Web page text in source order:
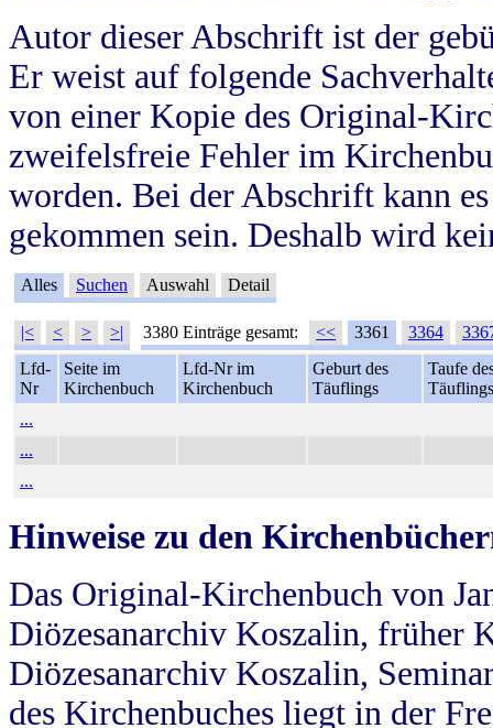
Autor dieser Abschrift ist der
Er weist auf folgende
von einer Kopie des Original-
zweifelsfreie Fehler im
worden. Bei der Abschrift kann
gekommen sein. Deshalb wird
Alles Suchen Auswahl Detail
|< < > >| 3380 Einträge gesamt: << 3361 3364
Lfd-
Nr
Seite im
Kirchenbuch
Lfd-Nr im
Kirchenbuch
Geburt des
Täuflings
Taufe
Täuflings
...
...
...
Hinweise zu den
Das Original-Kirchenbuch von
Diözesanarchiv Koszalin, früher
Diözesanarchiv Koszalin,
des Kirchenbuches liegt in der